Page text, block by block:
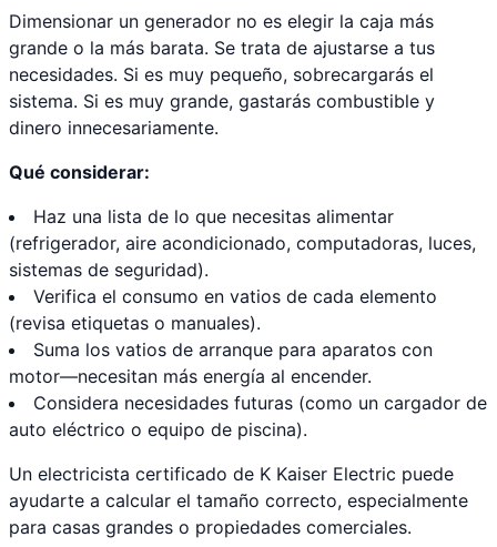
Dimensionar un generador no es elegir la caja más
grande o la más barata. Se trata de ajustarse a tus
necesidades. Si es muy pequeño, sobrecargarás el
sistema. Si es muy grande, gastarás combustible y
dinero innecesariamente.
Qué considerar:
Haz una lista de lo que necesitas alimentar
(refrigerador, aire acondicionado, computadoras, luces,
sistemas de seguridad).
Verifica el consumo en vatios de cada elemento
(revisa etiquetas o manuales).
Suma los vatios de arranque para aparatos con
motor—necesitan más energía al encender.
Considera necesidades futuras (como un cargador de
auto eléctrico o equipo de piscina).
Un electricista certificado de K Kaiser Electric puede
ayudarte a calcular el tamaño correcto, especialmente
para casas grandes o propiedades comerciales.